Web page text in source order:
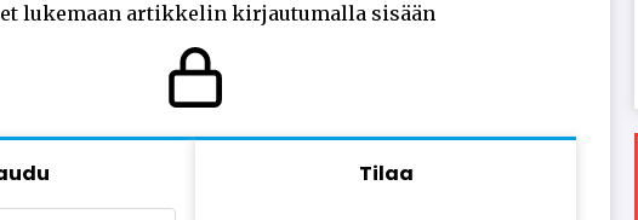
lukemaan artikkelin kirjautumalla sisään
Tilaa